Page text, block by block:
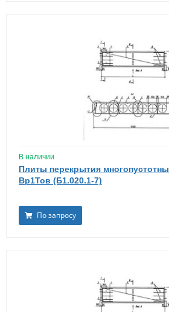
В наличии
Плиты перекрытия
Вр1Тов (Б1.020.1-7)
По запросу